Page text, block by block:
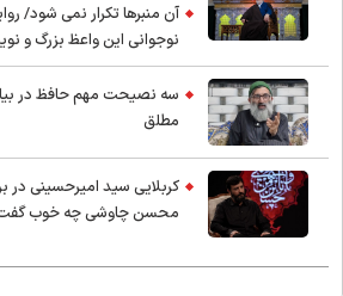
آن منبرها تکرار نمی شود/
نوجوانی این واعظ بزرگ و
اسلام
سه نصیحت مهم حافظ در
مطلق
کربلایی سید امیر‌حسینی در
محسن چاوشی چه خوب گفت